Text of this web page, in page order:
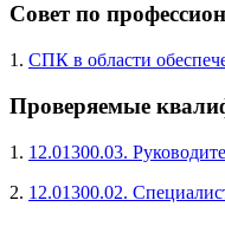
Совет по
1. СПК в области
Проверяемые
1. 12.01300.03.
2. 12.01300.02.